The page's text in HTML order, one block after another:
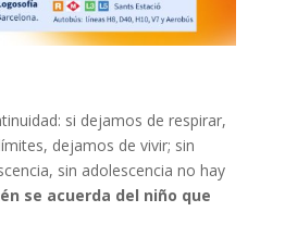
si dejamos de respirar,
dejamos de vivir; sin
sin adolescencia no hay
se acuerda del niño que